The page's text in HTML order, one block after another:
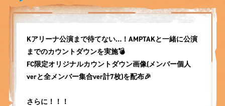
Kアリーナ公演まで待てない…！AMPTAKと一緒に公演
までのカウントダウンを実施💣
FC限定オリジナルカウントダウン画像(メンバー個人
verと全メンバー集合ver計7枚)を配布🎉
さらに！！！